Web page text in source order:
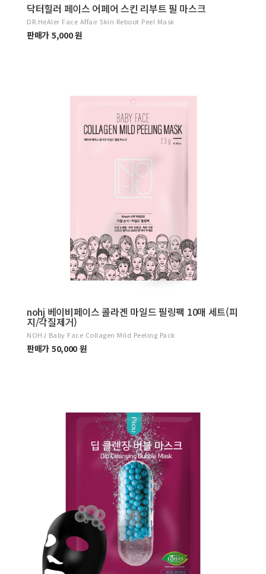
닥터힐러 페이스 어페어 스킨 리부트 필 마스크
DR.HeAler Face Affair Skin Reboot Peel Mask
판매가 5,000 원
nohj 베이비페이스 콜라겐 마일드 필링팩 10매 세트(피
지/각질제거)
NOHJ Baby Face Collagen Mild Peeling Pack
판매가 50,000 원